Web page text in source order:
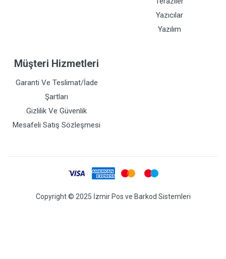
Yazıcılar
Yazılım
Müşteri Hizmetleri
Garanti Ve Teslimat/İade
Şartları
Gizlilik Ve Güvenlik
Mesafeli Satış Sözleşmesi
Copyright © 2025 İzmir Pos ve Barkod Sistemleri